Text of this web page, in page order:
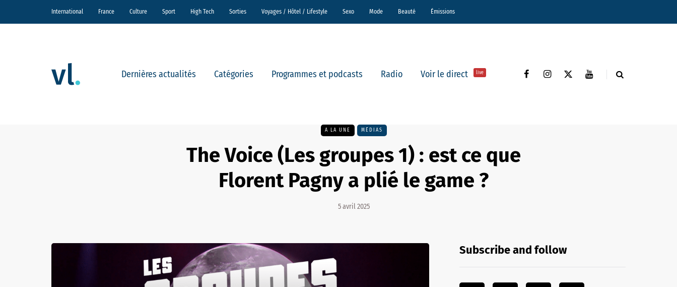
International France Culture Sport High Tech Sorties Voyages / Hôtel / Lifestyle Sexo Mode Beauté Émissions
Dernières actualités Catégories Programmes et podcasts Radio Voir le direct live
A LA UNE MÉDIAS
The Voice (Les groupes 1) : est ce que
Florent Pagny a plié le game ?
5 avril 2025
Subscribe and follow